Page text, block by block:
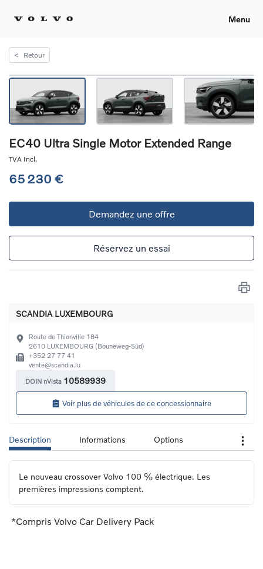
Menu
< Retour
EC40 Ultra Single Motor Extended Range
TVA Incl.
65 230 €
Demandez une offre
Réservez un essai
SCANDIA LUXEMBOURG
Route de Thionville 184
2610 LUXEMBOURG (Bouneweg-Süd)
+352 27 77 41
vente@scandia.lu
DOIN nVista 10589939
Voir plus de véhicules de ce concessionnaire
Description Informations Options
Le nouveau crossover Volvo 100 % électrique. Les
premières impressions comptent.
*Compris Volvo Car Delivery Pack